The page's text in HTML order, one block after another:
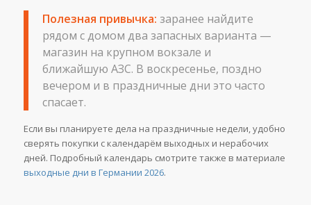
Полезная привычка: заранее найдите
рядом с домом два запасных варианта —
магазин на крупном вокзале и
ближайшую АЗС. В воскресенье, поздно
вечером и в праздничные дни это часто
спасает.
Если вы планируете дела на праздничные недели, удобно
сверять покупки с календарём выходных и нерабочих
дней. Подробный календарь смотрите также в материале
выходные дни в Германии 2026.